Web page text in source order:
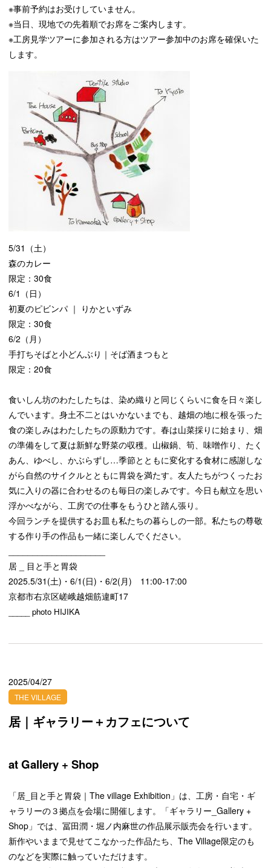
※事前予約はお受けしていません。
※当日、現地での先着順でお席をご案内します。
※工房見学ツアーに参加される方はツアー参加中のお席を確保いた
します。
5/31（土）
森のカレー
限定：30食
6/1（日）
初夏のピビンパ ｜ りかといずみ
限定：30食
6/2（月）
手打ちそばと小どんぶり｜そば酒まつもと
限定：20食
食いしん坊のわたしたちは、染め織りと同じくらいに食を日々楽し
んでいます。身土不二とはいかないまでも、越畑の地に根を張った
食の楽しみはわたしたちの原動力です。春は山菜採りに始まり、畑
の準備をして夏は新鮮な野菜の収穫。山椒鍋、筍、味噌作り、たく
あん、ゆべし、かぶらずし…季節とともに変化する食材に感謝しな
がら自然のサイクルとともに胃袋を満たす。友人たちがつくったお
気に入りの器に合わせるのも毎日の楽しみです。今日も献立を思い
浮かべながら、工房での仕事をもうひと踏ん張り。
今回ランチを提供するお皿も私たちの暮らしの一部。私たちの尊敬
する作り手の作品も一緒に楽しんでください。
居 _ 目と手と胃袋
2025.5/31(土)・6/1(日)・6/2(月) 11:00-17:00
京都市右京区嵯峨越畑筋違町17
_____ photo HIJIKA
2025/04/27
THE VILLAGE
居｜ギャラリー＋カフェについて
at Gallery + Shop
「居_目と手と胃袋｜The village Exhibition」は、工房・自宅・ギ
ャラリーの３拠点を会場に開催します。「ギャラリー_Gallery +
Shop」では、冨田潤・堀ノ内麻世の作品展示販売会を行います。
新作やいままで見せてこなかった作品たち、The Village限定のも
のなどを実際に触っていただけます。